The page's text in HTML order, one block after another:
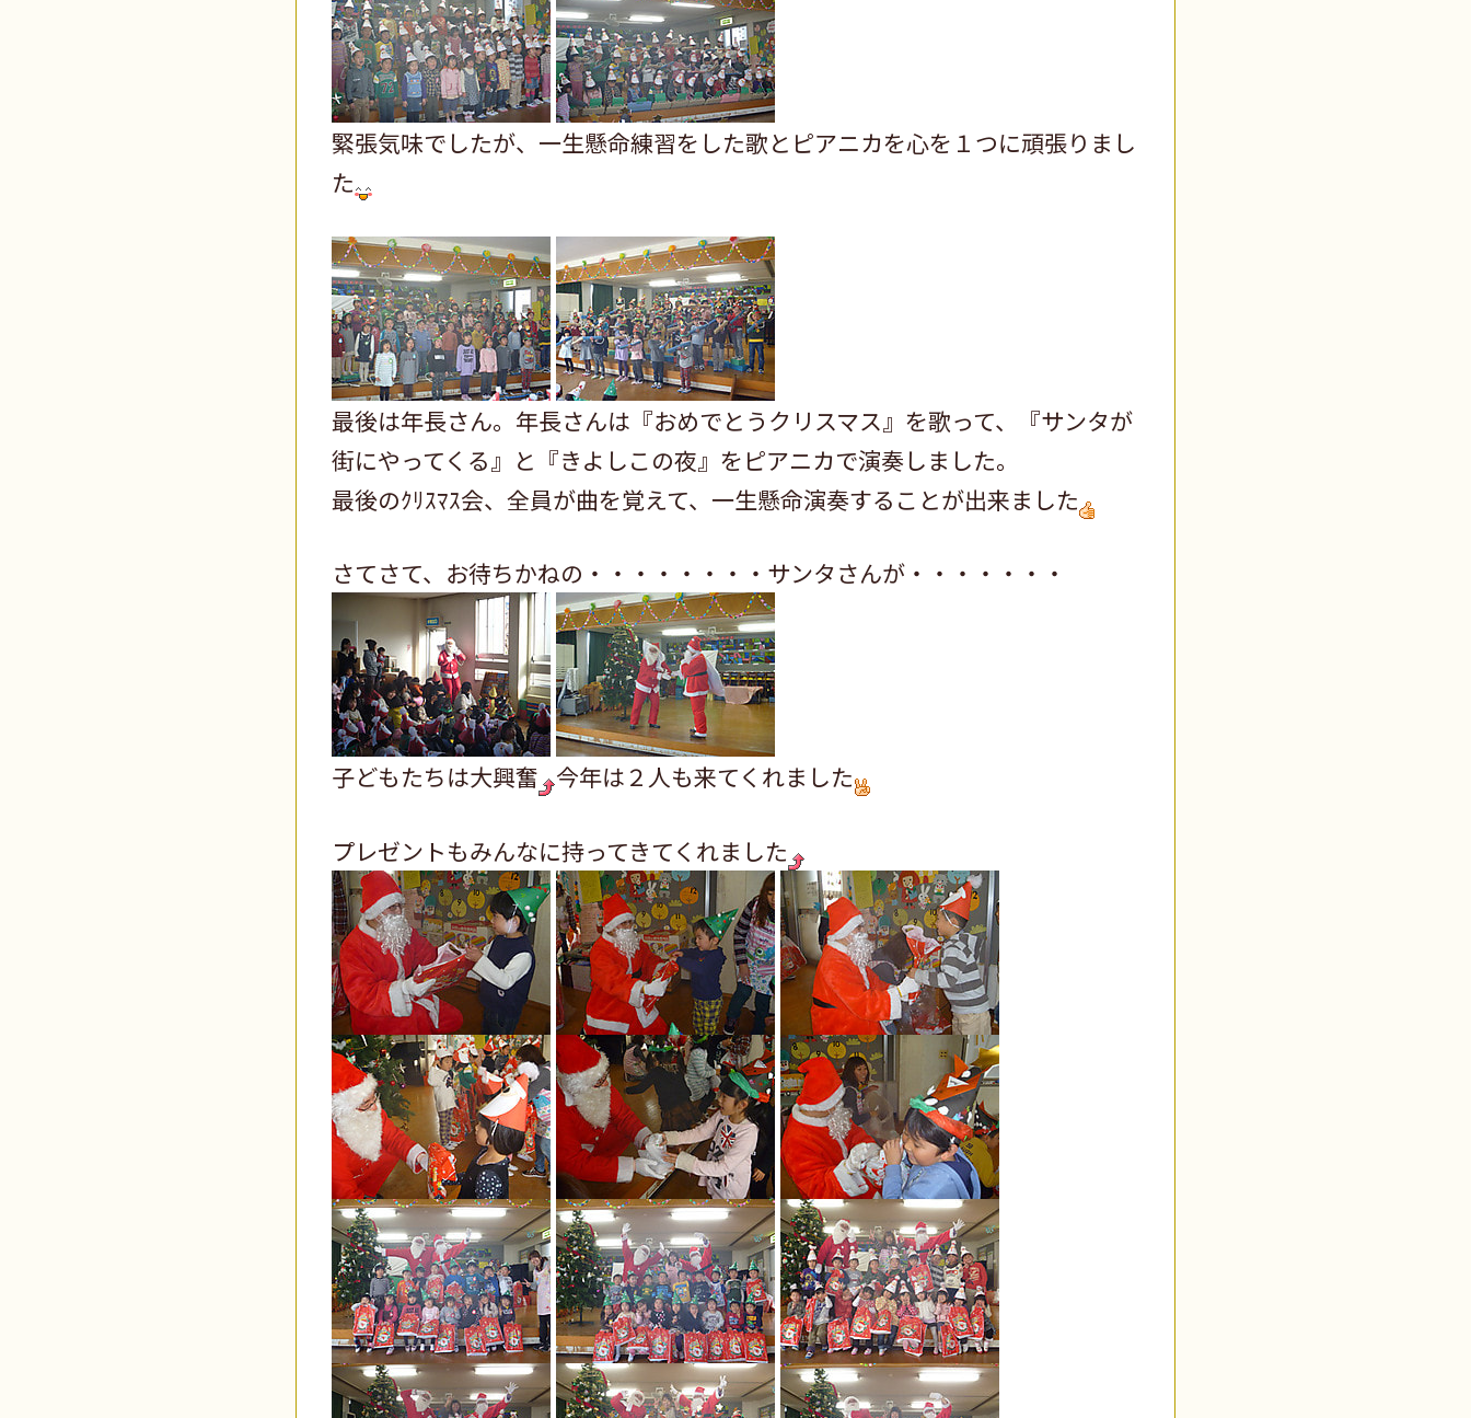
緊張気味でしたが、一生懸命練習をした歌とピアニカを心を１つに頑張りまし
た
最後は年長さん。年長さんは『おめでとうクリスマス』を歌って、『サンタが
街にやってくる』と『きよしこの夜』をピアニカで演奏しました。
最後のｸﾘｽﾏｽ会、全員が曲を覚えて、一生懸命演奏することが出来ました
さてさて、お待ちかねの・・・・・・・・サンタさんが・・・・・・・
子どもたちは大興奮 今年は２人も来てくれました
プレゼントもみんなに持ってきてくれました